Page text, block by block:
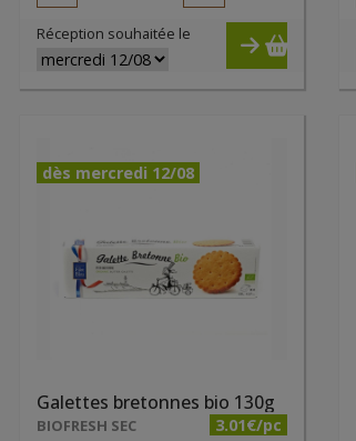
Réception souhaitée le
dès mercredi 12/08
Galettes bretonnes bio 130g
BIOFRESH SEC 3.01€/pc